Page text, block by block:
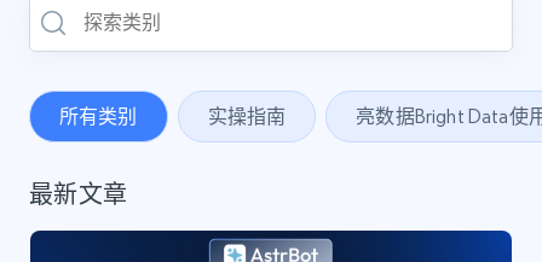
所有类别 实操指南 亮数据Bright Data使
最新文章